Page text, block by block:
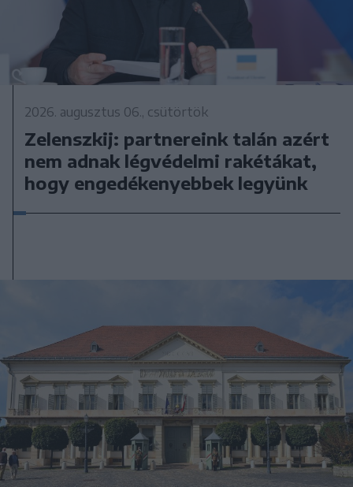
2026. augusztus 06., csütörtök
Zelenszkij: partnereink talán azért
nem adnak légvédelmi rakétákat,
hogy engedékenyebbek legyünk